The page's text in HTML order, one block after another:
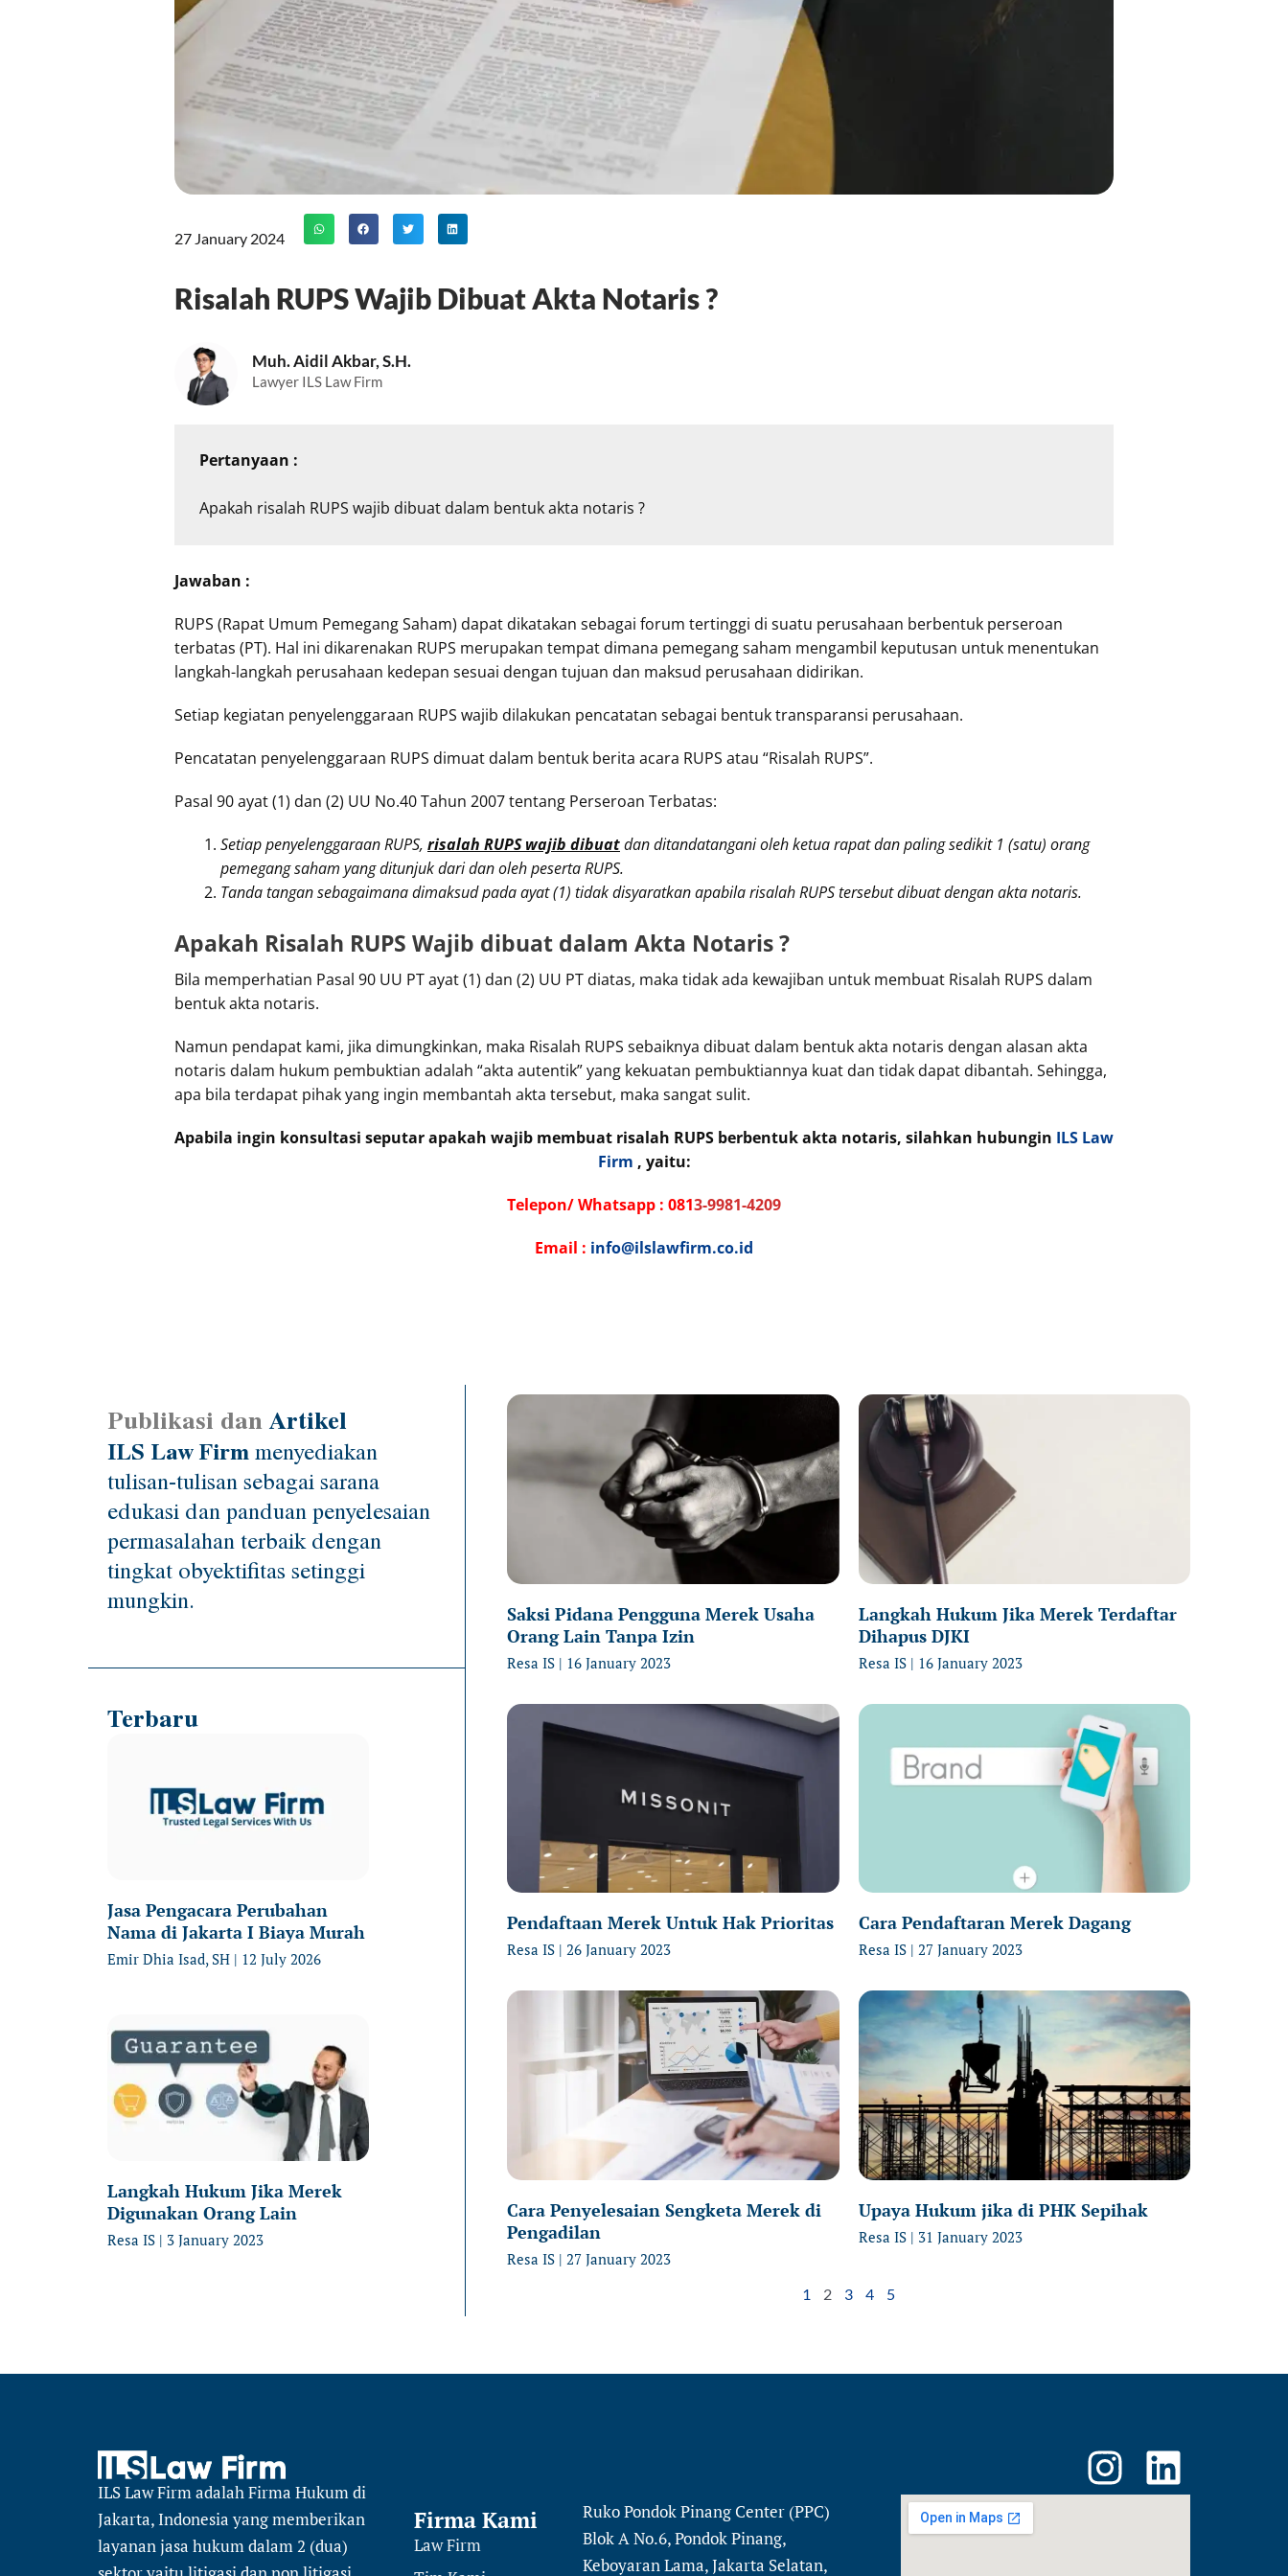
27 January 2024
Risalah RUPS Wajib Dibuat Akta Notaris ?
Muh. Aidil Akbar, S.H.
Lawyer ILS Law Firm
Apakah risalah RUPS wajib dibuat dalam bentuk akta notaris ?
Jawaban :
RUPS (Rapat Umum Pemegang Saham) dapat dikatakan sebagai forum tertinggi di suatu perusahaan berbentuk perseroan
terbatas (PT). Hal ini dikarenakan RUPS merupakan tempat dimana pemegang saham mengambil keputusan untuk menentukan
langkah-langkah perusahaan kedepan sesuai dengan tujuan dan maksud perusahaan didirikan.
Setiap kegiatan penyelenggaraan RUPS wajib dilakukan pencatatan sebagai bentuk transparansi perusahaan.
Pencatatan penyelenggaraan RUPS dimuat dalam bentuk berita acara RUPS atau “Risalah RUPS”.
Pasal 90 ayat (1) dan (2) UU No.40 Tahun 2007 tentang Perseroan Terbatas:
Setiap penyelenggaraan RUPS, risalah RUPS wajib dibuatdan ditandatangani oleh ketua rapat dan paling sedikit 1 (satu) orang
pemegang saham yang ditunjuk dari dan oleh peserta RUPS.
Tanda tangan sebagaimana dimaksud pada ayat (1) tidak disyaratkan apabila risalah RUPS tersebut dibuat dengan akta notaris.
Apakah Risalah RUPS Wajib dibuat dalam Akta Notaris ?
Bila memperhatian Pasal 90 UU PT ayat (1) dan (2) UU PT diatas, maka tidak ada kewajiban untuk membuat Risalah RUPS dalam
bentuk akta notaris.
Namun pendapat kami, jika dimungkinkan, maka Risalah RUPS sebaiknya dibuat dalam bentuk akta notaris dengan alasan akta
notaris dalam hukum pembuktian adalah “akta autentik” yang kekuatan pembuktiannya kuat dan tidak dapat dibantah. Sehingga,
apa bila terdapat pihak yang ingin membantah akta tersebut, maka sangat sulit.
Apabila ingin konsultasi seputar apakah wajib membuat risalah RUPS berbentuk akta notaris, silahkan hubungin ILS Law
Firm , yaitu:
Telepon/ Whatsapp : 0813-9981-4209
Email : info@ilslawfirm.co.id
Publikasi danArtikel
ILS Law Firmmenyediakan
tulisan-tulisan sebagai sarana
edukasi dan panduan penyelesaian
permasalahan terbaik dengan
tingkat obyektifitas setinggi
mungkin.
Terbaru
Jasa Pengacara Perubahan
Nama di Jakarta I Biaya Murah
Emir Dhia Isad, SH 12 July 2026
Langkah Hukum Jika Merek
Digunakan Orang Lain
Resa IS 3 January 2023
Saksi Pidana Pengguna Merek Usaha
Orang Lain Tanpa Izin
Resa IS 16 January 2023
Langkah Hukum Jika Merek Terdaftar
Dihapus DJKI
Resa IS 16 January 2023
Pendaftaan Merek Untuk Hak Prioritas
Resa IS 26 January 2023
Cara Pendaftaran Merek Dagang
Resa IS 27 January 2023
Cara Penyelesaian Sengketa Merek di
Pengadilan
Resa IS 27 January 2023
Upaya Hukum jika di PHK Sepihak
Resa IS 31 January 2023
1
Page
2
Page
3
Page
4
Page
5
ILS Law Firmadalah Firma Hukum di
Jakarta, Indonesia yang memberikan
layanan jasa hukum dalam 2 (dua)
Firma Kami
Law Firm
Ruko Pondok Pinang Center (PPC)
Blok A No.6, Pondok Pinang,
Keboyaran Lama, Jakarta Selatan,
I
n
L
i